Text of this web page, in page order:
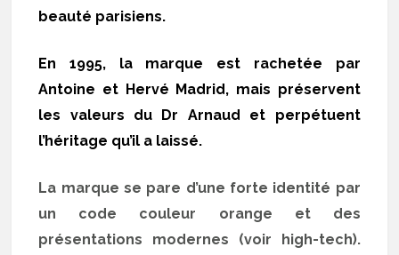
beauté parisiens.
En 1995, la marque est rachetée par
Antoine et Hervé Madrid, mais préservent
les valeurs du Dr Arnaud et perpétuent
l’héritage qu’il a laissé.
La marque se pare d’une forte identité par
un code couleur orange et des
présentations modernes (voir high-tech).